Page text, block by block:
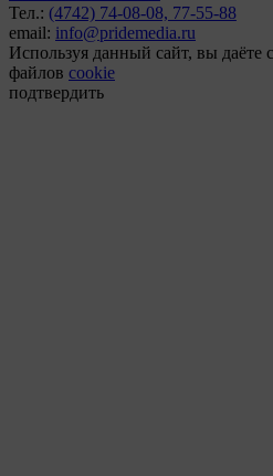
Тел.: (4742) 74-08-08, 77-55-88
email: info@pridemedia.ru
Используя данный сайт, вы даёте
файлов cookie
подтвердить